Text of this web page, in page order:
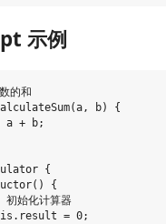
示例
的和
b) {
a + b;
{
{
始化计算器
= 0;